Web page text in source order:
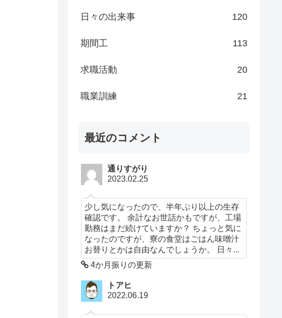
日々の出来事 120
期間工 113
求職活動 20
職業訓練 21
最近のコメント
通りすがり
2023.02.25
少し気になったので、半年ぶり以上の生存
確認です。 余計なお世話かもですが、工場
勤務はまだ続けていますか？ ちょっと気に
なったのですが、寮の食堂はごはん味噌汁
お替りとかは自由なんでしょうか。 日々...
4か月振りの更新
トアヒ
2022.06.19